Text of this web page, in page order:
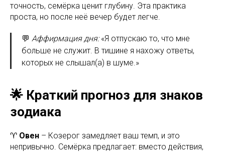
точность, семёрка ценит глубину. Эта практика
проста, но после неё вечер будет легче.
💬 Аффирмация дня:«Я отпускаю то, что мне
больше не служит. В тишине я нахожу ответы,
которых не слышал(а) в шуме.»
🌟 Краткий прогноз для знаков
зодиака
♈ Овен – Козерог замедляет ваш темп, и это
непривычно. Семёрка предлагает: вместо действия,